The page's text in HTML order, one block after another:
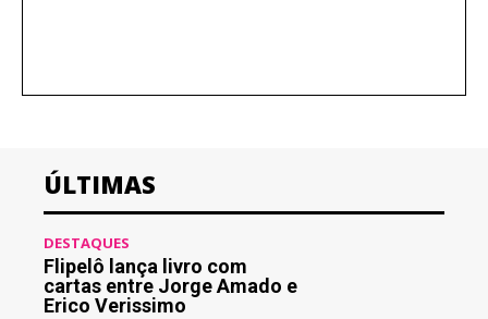
ÚLTIMAS
DESTAQUES
Flipelô lança livro com
cartas entre Jorge Amado e
Erico Verissimo